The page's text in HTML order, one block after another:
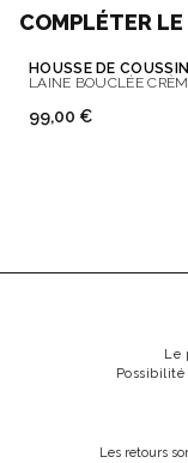
COMPLÉTER
LAINE BOUCLÉE
99,00 €
Le
Les retours